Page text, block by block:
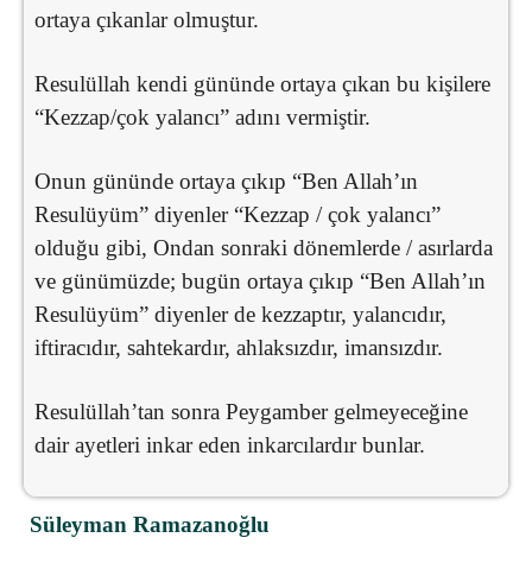
ortaya çıkanlar olmuştur.
Resulüllah kendi gününde ortaya çıkan bu kişilere
“Kezzap/çok yalancı” adını vermiştir.
Onun gününde ortaya çıkıp “Ben Allah’ın
Resulüyüm” diyenler “Kezzap / çok yalancı”
olduğu gibi, Ondan sonraki dönemlerde / asırlarda
ve günümüzde; bugün ortaya çıkıp “Ben Allah’ın
Resulüyüm” diyenler de kezzaptır, yalancıdır,
iftiracıdır, sahtekardır, ahlaksızdır, imansızdır.
Resulüllah’tan sonra Peygamber gelmeyeceğine
dair ayetleri inkar eden inkarcılardır bunlar.
Süleyman Ramazanoğlu